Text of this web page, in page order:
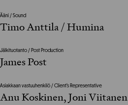
Ääni / Sound
Timo Anttila / Humina
Jälkituotanto / Post Production
James Post
Asiakkaan vastuuhenkilö / Client’s Representative
Anu Koskinen, Joni Viitanen